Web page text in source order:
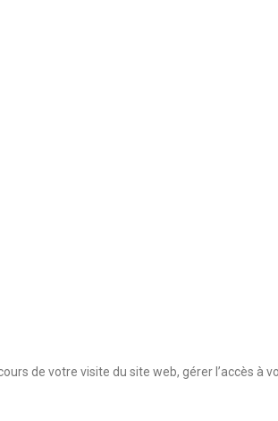
de votre visite du site web, gérer l’accès à